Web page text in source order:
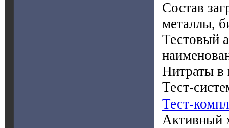
Состав
металлы,
Тестовый
Нитраты в
Тест-
Тест-
Активный